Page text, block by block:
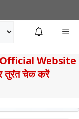
Official Website
चेक करें